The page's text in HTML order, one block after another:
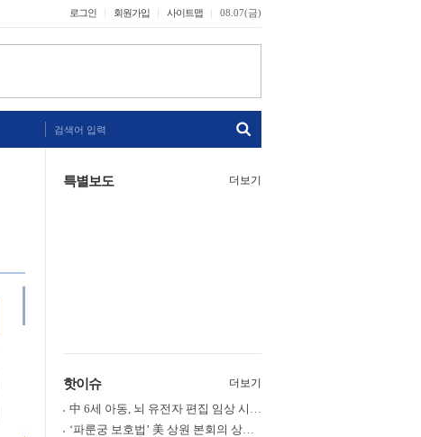
로그인 회원가입 사이트맵 08.07(금)
검색어 입력
특별보도 더보기
핫이슈 더보기
中 6세 아동, 뇌 유전자 편집 임상 시험 중 사망... 의료진 1년간 ....
‘파룬궁 보호법’ 美 상원 본회의 상정... 최종 입법 ‘초읽기’